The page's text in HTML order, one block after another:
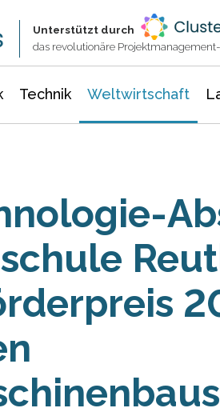
Unterstützt durch
das revolutionäre Projektmanagement-
Technik Weltwirtschaft